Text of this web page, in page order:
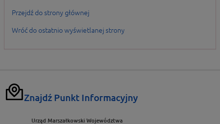
Przejdź do strony głównej
Wróć do ostatnio wyświetlanej strony
Znajdź Punkt Informacyjny
Urząd Marszałkowski Województwa